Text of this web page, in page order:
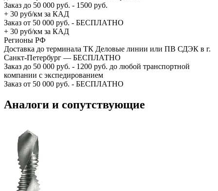
Заказ до 50 000 руб. - 1500 руб.
+ 30 руб/км за КАД
Заказ от 50 000 руб. - БЕСПЛАТНО
+ 30 руб/км за КАД
Регионы РФ
Доставка до терминала ТК Деловые линии или ПВ СДЭК в г.
Санкт-Петербург — БЕСПЛАТНО
Заказ до 50 000 руб. - 1200 руб. до любой транспортной
компании с экспедированием
Заказ от 50 000 руб. - БЕСПЛАТНО
Аналоги и сопутствующие